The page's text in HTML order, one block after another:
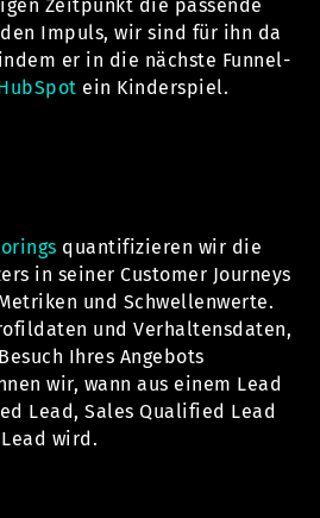
Zeitpunkt die passende
Impuls, wir sind für ihn da
er in die nächste Funnel-
ein Kinderspiel.
quantifizieren wir die
in seiner Customer Journeys
und Schwellenwerte.
und Verhaltensdaten,
Ihres Angebots
wir, wann aus einem Lead
Lead, Sales Qualified Lead
wird.